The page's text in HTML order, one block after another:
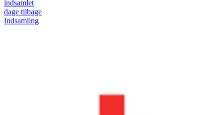
indsamlet
dage tilbage
Indsamling